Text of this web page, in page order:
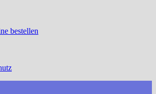
bestellen